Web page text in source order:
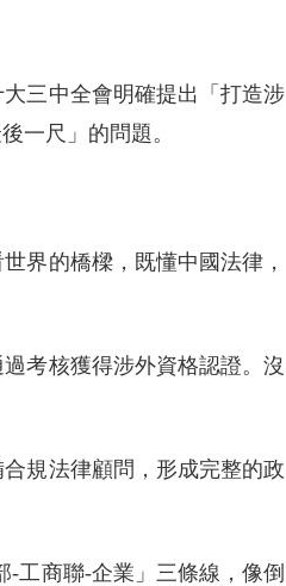
三中全會明確提出「打造涉
一尺」的問題。
界的橋樑，既懂中國法律，
考核獲得涉外資格認證。沒
規法律顧問，形成完整的政
工商聯-企業」三條線，像倒